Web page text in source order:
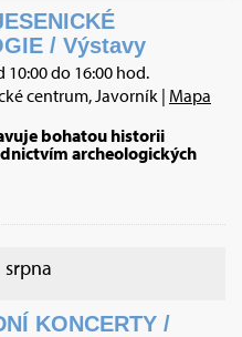
/ Výstavy
10:00 do 16:00 hod.
centrum, Javorník | Mapa
bohatou historii
archeologických
srpna
KONCERTY /